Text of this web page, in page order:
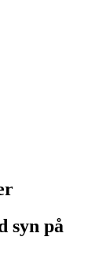
syn på